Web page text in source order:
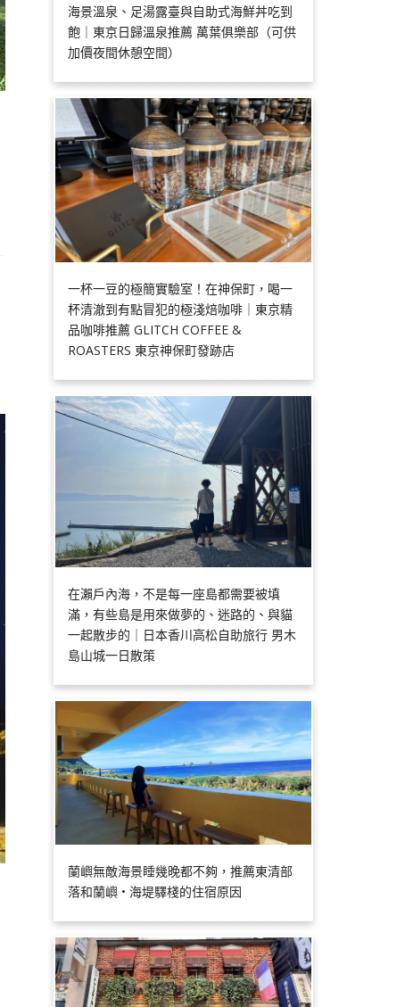
海景溫泉、足湯露臺與自助式海鮮丼吃到
飽｜東京日歸溫泉推薦 萬葉俱樂部（可供
加價夜間休憩空間）
一杯一豆的極簡實驗室！在神保町，喝一
杯清澈到有點冒犯的極淺焙咖啡｜東京精
品咖啡推薦 GLITCH COFFEE &
ROASTERS 東京神保町發跡店
在瀨戶內海，不是每一座島都需要被填
滿，有些島是用來做夢的、迷路的、與貓
一起散步的｜日本香川高松自助旅行 男木
島山城一日散策
蘭嶼無敵海景睡幾晚都不夠，推薦東清部
落和蘭嶼 • 海堤驛棧的住宿原因